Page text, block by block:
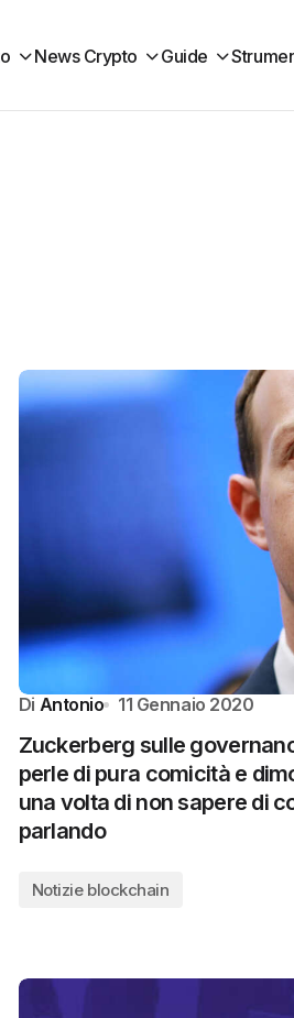
News Crypto Guide
Di Antonio 11 Gennaio 2020
Zuckerberg sulle
perle di pura comicità e
una volta di non sapere di
parlando
Notizie blockchain